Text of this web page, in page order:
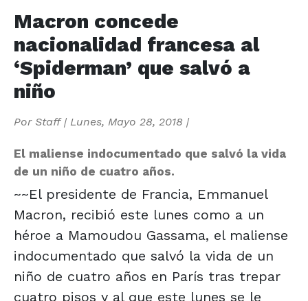
Macron concede
nacionalidad francesa al
‘Spiderman’ que salvó a
niño
Por Staff| Lunes, Mayo 28, 2018 |
El maliense indocumentado que salvó la vida
de un niño de cuatro años.
~~El presidente de Francia, Emmanuel
Macron, recibió este lunes como a un
héroe a Mamoudou Gassama, el maliense
indocumentado que salvó la vida de un
niño de cuatro años en París tras trepar
cuatro pisos y al que este lunes se le